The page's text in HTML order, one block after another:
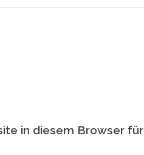
in diesem Browser